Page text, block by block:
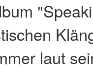
laut